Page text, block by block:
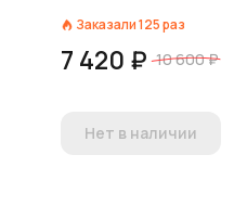
Заказали125раз
7 420 ₽ 10 600 ₽
Нет в наличии